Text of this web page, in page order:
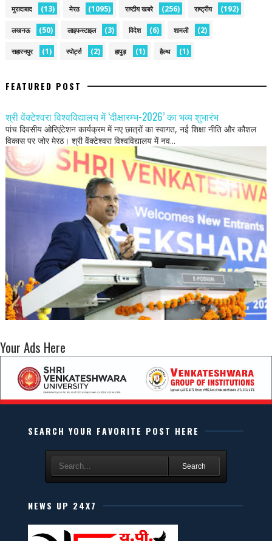
मुरादाबाद (13) मेरठ (1095) राष्टीय खबरे (256) राष्ट्रीय (192)
लखनऊ (50) लाइफस्टाइल (3) विदेश (6) शामली (2)
सहारनपुर (1) स्पोर्ट्स (2) हापुड़ (1) हैल्थ (1)
FEATURED POST
श्री वेंक्टेश्वरा विश्वविद्यालय में ‘दीक्षारम्भ-2026’ का भव्य शुभारंभ
पांच दिवसीय ओरिएंटेशन कार्यक्रम में नए छात्रों का स्वागत, नई शिक्षा नीति और कौशल
विकास पर जोर मेरठ। श्री वेंक्टेश्वरा विश्वविद्यालय में नव...
Your Ads Here
SEARCH YOUR FAVORITE POST HERE
Search
NEWS UP 24X7